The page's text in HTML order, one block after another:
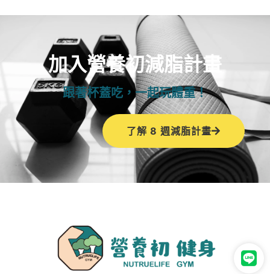
加入營養初減脂計畫
跟著杯蓋吃，一起玩體重！
了解 8 週減脂計畫